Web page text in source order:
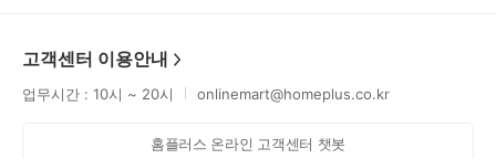
고객센터 이용안내
업무시간 : 10시 ~ 20시 onlinemart@homeplus.co.kr
홈플러스 온라인 고객센터 챗봇